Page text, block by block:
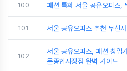
100 패션 특화 서울 공유오피스
101 서울 공유오피스 추천 무신
102
서울 공유오피스, 패션 창업
문종합시장점 완벽 가이드